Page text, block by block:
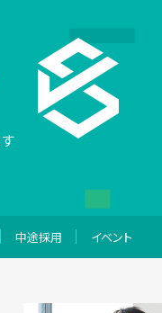
中途採用 イベント